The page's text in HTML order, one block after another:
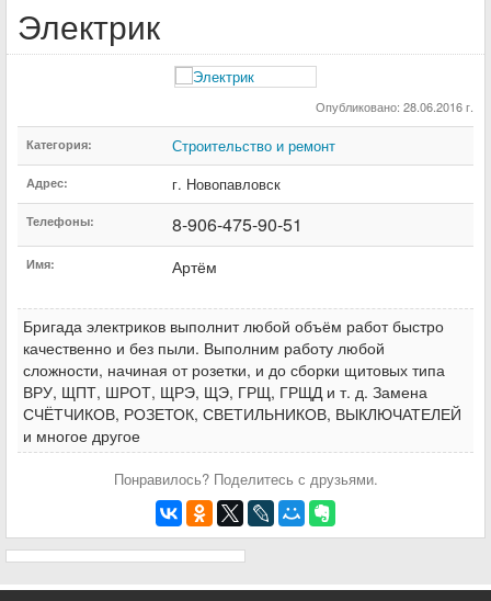
Электрик
Опубликовано: 28.06.2016 г.
Категория: Строительство и ремонт
Адрес: г. Новопавловск
Телефоны: 8-906-475-90-51
Имя: Артём
Бригада электриков выполнит любой объём работ быстро
качественно и без пыли. Выполним работу любой
сложности, начиная от розетки, и до сборки щитовых типа
ВРУ, ЩПТ, ШРОТ, ЩРЭ, ЩЭ, ГРЩ, ГРЩД и т. д. Замена
СЧЁТЧИКОВ, РОЗЕТОК, СВЕТИЛЬНИКОВ, ВЫКЛЮЧАТЕЛЕЙ
и многое другое
Понравилось? Поделитесь с друзьями.